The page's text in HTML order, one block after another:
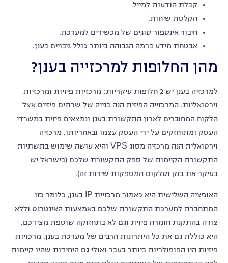
קבלת הודעות למייל.
הקלטת שיחות.
חיבור אינספור סוגים של מכשירים למערכת.
אבטחת מידע ברמה הגבוהה ביותר כולל גיבויים בענן.
מהן החלופות למרכזייה בענן?
למרכזיה בענן יש 2 חלופות עיקריות: מרכזיות פיזיות ומרכזיות
וירטואליות. המרכזייה הפיזית הנה בנייה של שרתים פיזיים אצל
הלקוח המחוברים לארון התקשורת בענן ונמצאים פיזית במשרדי
העסק ומתוחזקים על ידי העסק עצמו ובאחריותו. מרכזיה
וירטואלית הנה מרכזיה מסוג VPS והיא עושה שימוש בתשתיות
התקשורת הקיימות של ספק התקשורת שלכם (בישראל יש
בעיקר את בזק וסלקום המספקות שירות זה).
האופציה השלישית היא כאמור מרכזיית IP בענן, כלומר כזו
המתחברת למערכת התקשורת שלכם באמצעות האינטרנט וללא
צורה בהתקנת חומרה פיזית וגם לא בתחזוקה שוטפת מצידכם.
היא כוללת גם את כל היתרונות הרבים של מערכת בענן. מרכזיות
פיזיות היו הפופולריות ביותר בעבר ואולי גם היחידות שהיו קיימות